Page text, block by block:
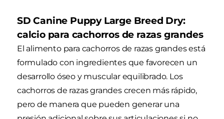
SD Canine Puppy Large Breed Dry:
calcio para cachorros de razas grandes
El alimento para cachorros de razas grandes está
formulado con ingredientes que favorecen un
desarrollo óseo y muscular equilibrado. Los
cachorros de razas grandes crecen más rápido,
pero de manera que pueden generar una